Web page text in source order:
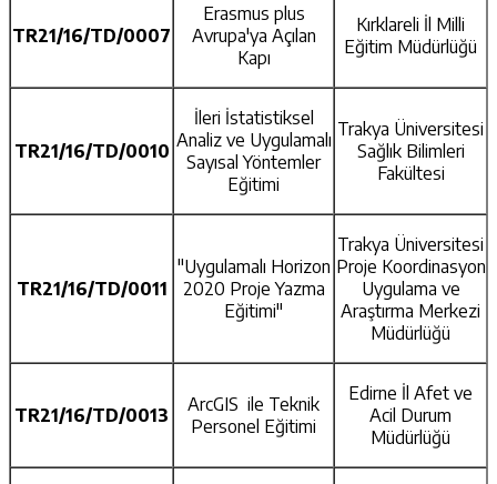
TR21/16/TD/0007
Erasmus plus
Avrupa'ya Açılan
Kapı
Kırklareli İl Milli
Eğitim Müdürlüğü
TR21/16/TD/0010
İleri İstatistiksel
Analiz ve Uygulamalı
Sayısal Yöntemler
Eğitimi
Trakya Üniversitesi
Sağlık Bilimleri
Fakültesi
TR21/16/TD/0011
"Uygulamalı Horizon
2020 Proje Yazma
Eğitimi"
Trakya Üniversitesi
Proje Koordinasyon
Uygulama ve
Araştırma Merkezi
Müdürlüğü
TR21/16/TD/0013
ArcGIS ile Teknik
Personel Eğitimi
Edirne İl Afet ve
Acil Durum
Müdürlüğü